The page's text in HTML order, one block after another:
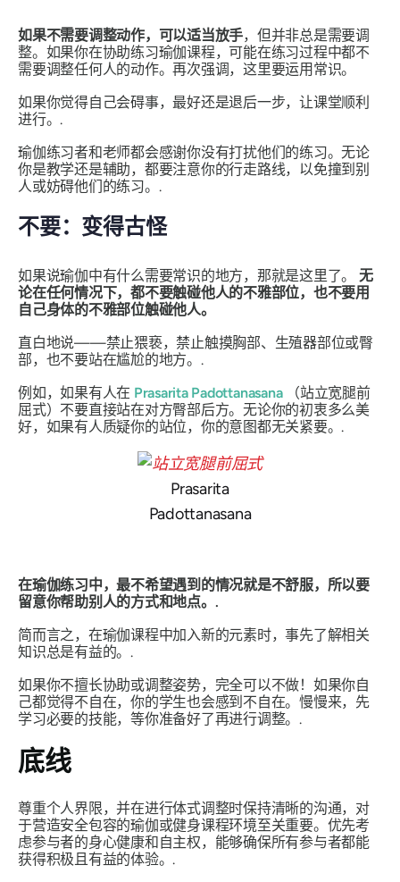
如果不需要调整动作，可以适当放手，但并非总是需要调
整。如果你在协助练习瑜伽课程，可能在练​​习过程中都不
需要调整任何人的动作。再次强调，这里要运用常识。
如果你觉得自己会碍事，最好还是退后一步，让课堂顺利
进行。.
瑜伽练习者和老师都会感谢你没有打扰他们的练习。无论
你是教学还是辅助，都要注意你的行走路线，以免撞到别
人或妨碍他们的练习。.
不要：变得古怪
如果说瑜伽中有什么需要常识的地方，那就是这里了。 无
论在任何情况下，都不要触碰他人的不雅部位，也不要用
自己身体的不雅部位触碰他人。
直白地说——禁止猥亵，禁止触摸胸部、生殖器部位或臀
部，也不要站在尴尬的地方。.
例如，如果有人在 Prasarita Padottanasana（站立宽腿前
屈式）不要直接站在对方臀部后方。无论你的初衷多么美
好，如果有人质疑你的站位，你的意图都无关紧要。.
Prasarita
Padottanasana
在瑜伽练习中，最不希望遇到的情况就是不舒服，所以要
留意你帮助别人的方式和地点。.
简而言之，在瑜伽课程中加入新的元素时，事先了解相关
知识总是有益的。.
如果你不擅长协助或调整姿势，完全可以不做！如果你自
己都觉得不自在，你的学生也会感到不自在。慢慢来，先
学习必要的技能，等你准备好了再进行调整。.
底线
尊重个人界限，并在进行体式调整时保持清晰的沟通，对
于营造安全包容的瑜伽或健身课程环境至关重要。优先考
虑参与者的身心健康和自主权，能够确保所有参与者都能
获得积极且有益的体验。.